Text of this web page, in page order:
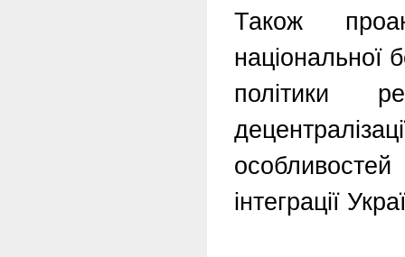
Також
національної
політики
інтеграції